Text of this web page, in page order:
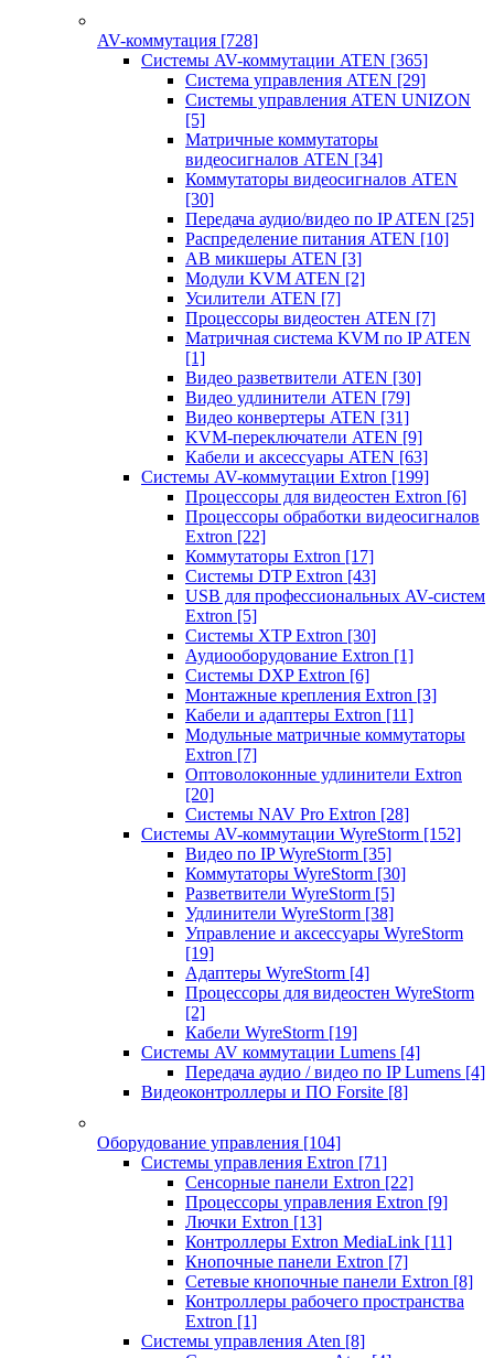
AV-коммутация [728]
Системы AV-коммутации ATEN [365]
Система управления ATEN [29]
Системы управления ATEN UNIZON
[5]
Матричные коммутаторы
видеосигналов ATEN [34]
Коммутаторы видеосигналов ATEN
[30]
Передача аудио/видео по IP ATEN [25]
Распределение питания ATEN [10]
АВ микшеры ATEN [3]
Модули KVM ATEN [2]
Усилители ATEN [7]
Процессоры видеостен ATEN [7]
Матричная система KVM по IP ATEN
[1]
Видео разветвители ATEN [30]
Видео удлинители ATEN [79]
Видео конвертеры ATEN [31]
KVM-переключатели ATEN [9]
Кабели и аксессуары ATEN [63]
Системы AV-коммутации Extron [199]
Процессоры для видеостен Extron [6]
Процессоры обработки видеосигналов
Extron [22]
Коммутаторы Extron [17]
Системы DTP Extron [43]
USB для профессиональных AV-систем
Extron [5]
Системы XTP Extron [30]
Аудиооборудование Extron [1]
Системы DXP Extron [6]
Монтажные крепления Extron [3]
Кабели и адаптеры Extron [11]
Модульные матричные коммутаторы
Extron [7]
Оптоволоконные удлинители Extron
[20]
Системы NAV Pro Extron [28]
Системы AV-коммутации WyreStorm [152]
Видео по IP WyreStorm [35]
Коммутаторы WyreStorm [30]
Разветвители WyreStorm [5]
Удлинители WyreStorm [38]
Управление и аксессуары WyreStorm
[19]
Адаптеры WyreStorm [4]
Процессоры для видеостен WyreStorm
[2]
Кабели WyreStorm [19]
Системы AV коммутации Lumens [4]
Передача аудио / видео по IP Lumens [4]
Видеоконтроллеры и ПО Forsite [8]
Оборудование управления [104]
Системы управления Extron [71]
Сенсорные панели Extron [22]
Процессоры управления Extron [9]
Лючки Extron [13]
Контроллеры Extron MediaLink [11]
Кнопочные панели Extron [7]
Сетевые кнопочные панели Extron [8]
Контроллеры рабочего пространства
Extron [1]
Системы управления Aten [8]